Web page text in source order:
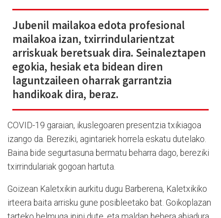
Jubenil mailakoa edota profesional
mailakoa izan, txirrindularientzat
arriskuak beretsuak dira. Seinaleztapen
egokia, hesiak eta bidean diren
laguntzaileen oharrak garrantzia
handikoak dira, beraz.
COVID-19 garaian, ikuslegoaren presentzia txikiagoa
izango da. Bereziki, agintariek horrela eskatu dutelako.
Baina bide segurtasuna bermatu beharra dago, bereziki
txirrindulariak gogoan hartuta.
Goizean Kaletxikin aurkitu dugu Barberena, Kaletxikiko
irteera baita arrisku gune posibleetako bat. Goikoplazan